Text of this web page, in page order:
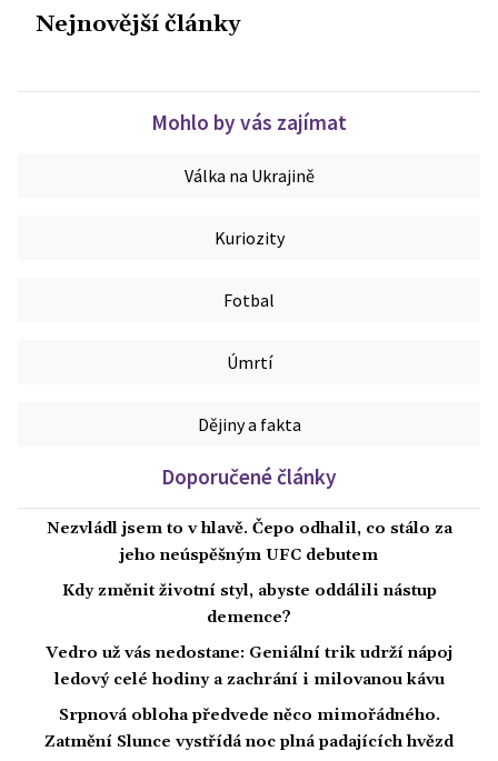
Nejnovější články
Mohlo by vás zajímat
Válka na Ukrajině
Kuriozity
Fotbal
Úmrtí
Dějiny a fakta
Doporučené články
Nezvládl jsem to v hlavě. Čepo odhalil, co stálo za
jeho neúspěšným UFC debutem
Kdy změnit životní styl, abyste oddálili nástup
demence?
Vedro už vás nedostane: Geniální trik udrží nápoj
ledový celé hodiny a zachrání i milovanou kávu
Srpnová obloha předvede něco mimořádného.
Zatmění Slunce vystřídá noc plná padajících hvězd